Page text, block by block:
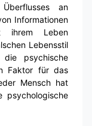
an
Informationen
ihrem Leben
Lebensstil
psychische
Faktor für das
Mensch hat
psychologische